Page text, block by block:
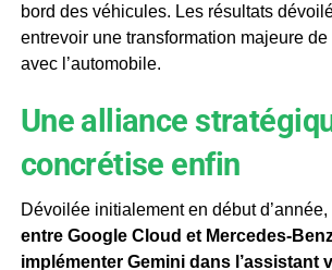
bord des véhicules. Les résultats
entrevoir une transformation majeure
avec l’automobile.
Une alliance
concrétise enfin
Dévoilée initialement en début d’année,
entre Google Cloud et Mercedes-
implémenter Gemini dans l’assistant